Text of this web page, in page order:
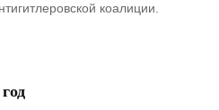
коалиции.